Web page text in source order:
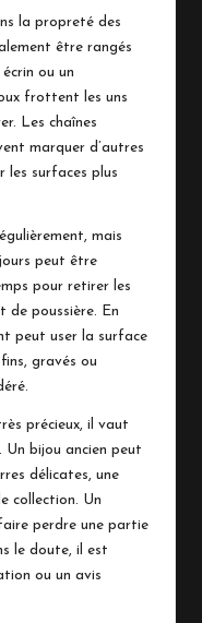
la propreté des
être rangés
ou un
frottent les uns
Les chaînes
marquer d’autres
les surfaces plus
mais
peut être
pour retirer les
de poussière. En
peut user la surface
gravés ou
précieux, il vaut
Un bijou ancien peut
délicates, une
collection. Un
perdre une partie
le doute, il est
ou un avis